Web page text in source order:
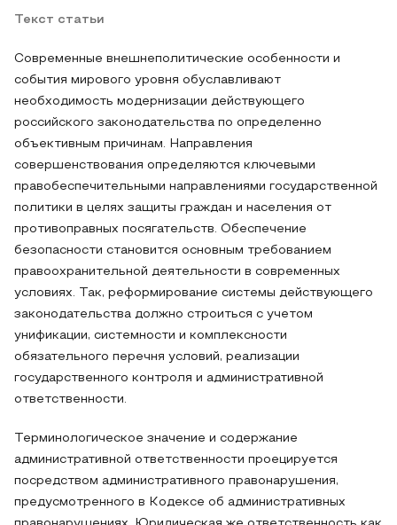
Текст статьи
Современные внешнеполитические особенности и
события мирового уровня обуславливают
необходимость модернизации действующего
российского законодательства по определенно
объективным причинам. Направления
совершенствования определяются ключевыми
правобеспечительными направлениями государственной
политики в целях защиты граждан и населения от
противоправных посягательств. Обеспечение
безопасности становится основным требованием
правоохранительной деятельности в современных
условиях. Так, реформирование системы действующего
законодательства должно строиться с учетом
унификации, системности и комплексности
обязательного перечня условий, реализации
государственного контроля и административной
ответственности.
Терминологическое значение и содержание
административной ответственности проецируется
посредством административного правонарушения,
предусмотренного в Кодексе об административных